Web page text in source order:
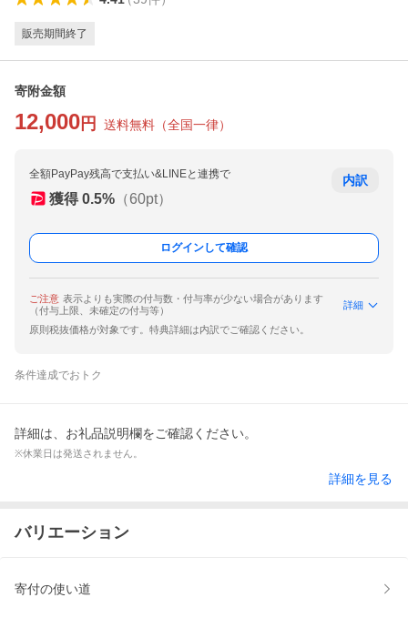
販売期間終了
寄附金額
12,000 円 送料無料 （全国一律）
全額PayPay残高で支払い&LINEと連携で
獲得 0.5% （60pt）
内訳
ログインして確認
ご注意 表示よりも実際の付与数・付与率が少ない場合があります
（付与上限、未確定の付与等）
詳細
原則税抜価格が対象です。特典詳細は内訳でご確認ください。
条件達成でおトク
詳細は、お礼品説明欄をご確認ください。
※休業日は発送されません。
詳細を見る
バリエーション
寄付の使い道